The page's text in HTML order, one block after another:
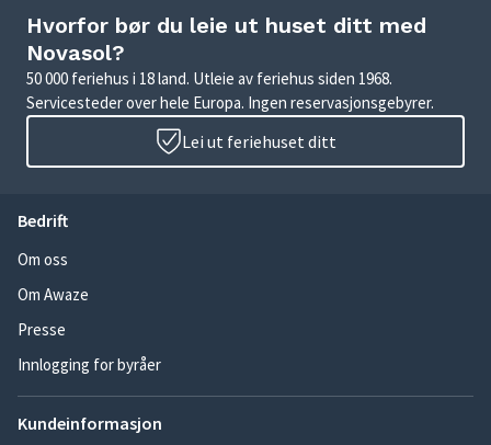
Hvorfor bør du leie ut huset ditt med
Novasol?
50 000 feriehus i 18 land. Utleie av feriehus siden 1968.
Servicesteder over hele Europa. Ingen reservasjonsgebyrer.
Lei ut feriehuset ditt
Bedrift
Om oss
Om Awaze
Presse
Innlogging for byråer
Kundeinformasjon